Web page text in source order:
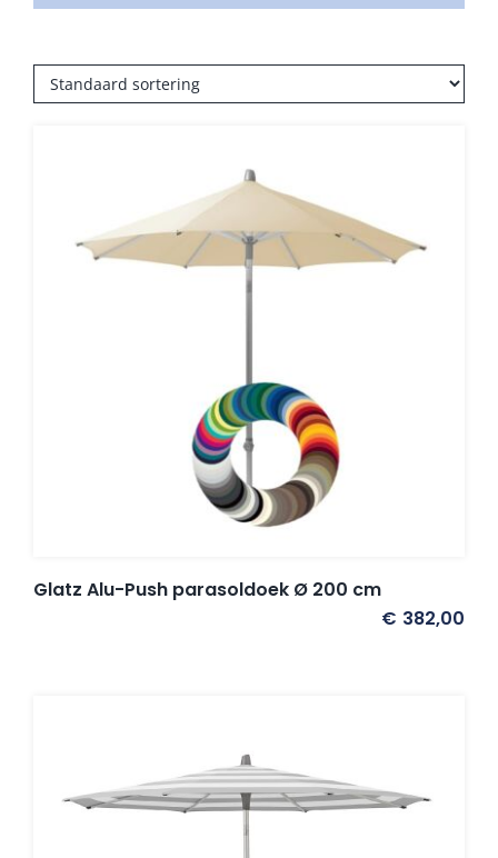
Umbrosa en Paraflex parasoldoeken
Onze merken
Glatz Alu-Push parasoldoek Ø 200 cm
€ 382,00